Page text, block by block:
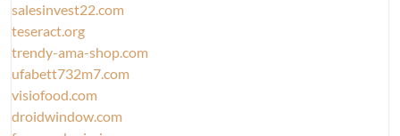
salesinvest22.com
teseract.org
trendy-ama-shop.com
ufabett732m7.com
visiofood.com
droidwindow.com